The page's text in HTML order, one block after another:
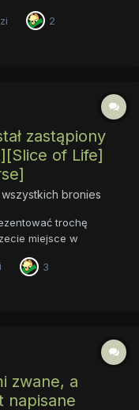
dodatek napisane
pisarzem w
(wywiad z
2
zastąpiony
of Life]
bronies
trochę
miejsce w
Angel został
3
zwane, a
napisane